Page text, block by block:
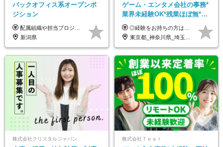
バックオフィス系オープンポ
ジション
配属組織や担当プロジェクトにより異なります。 想定年収：450万円～1100万円 ※ご経験やスキルに応じて決定します。 ※上記想定年収はあくまでも目安の金額であり、 選考を通じて上下する可能性があります。
新潟県
ゲーム・エンタメ会社の事務*
業界未経験OK*残業ほぼ無*土
日祝休み*服装髪型ネイル自由
*好きが活かせる☆
◎経験をお持ちの方は前職給与を考慮します！ 月給21万円～40万円＋残業代＋賞与 ＜評価は『総合評価』を採用＞ 当社では一人ひとりのスキルや貢献度に見合った『総合評価』を行っています。 担当者と定期的に面談を行うため「評価のポイント」や「今後の課題」なども明確。 評価の結果は昇給・賞与でしっかり反映いたします。
東京都_神奈川県_埼玉県_千葉県_大阪府_兵庫県_京都府_福岡県
株式会社クリスタルジャパン 株式会社Ｔｅａｌ